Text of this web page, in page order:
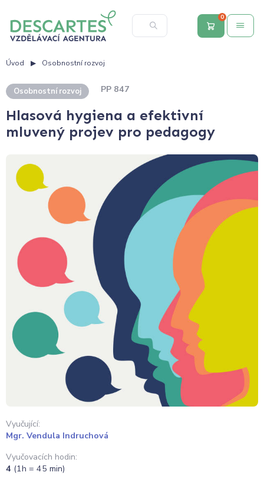
0
Úvod Osobnostní rozvoj
Osobnostní rozvoj PP 847
Hlasová hygiena a efektivní
mluvený projev pro pedagogy
Vyučující:
Mgr. Vendula Indruchová
Vyučovacích hodin:
4 (1h = 45 min)